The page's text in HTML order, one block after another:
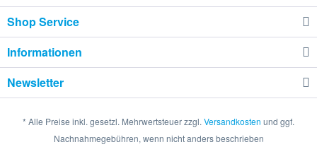
Shop Service
Informationen
Newsletter
* Alle Preise inkl. gesetzl. Mehrwertsteuer zzgl. Versandkosten und ggf.
Nachnahmegebühren, wenn nicht anders beschrieben